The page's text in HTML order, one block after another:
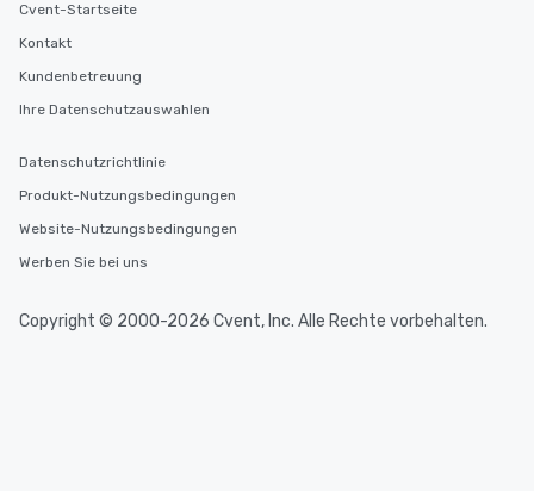
Cvent-Startseite
Kontakt
Kundenbetreuung
Ihre Datenschutzauswahlen
Datenschutzrichtlinie
Produkt-Nutzungsbedingungen
Website-Nutzungsbedingungen
Werben Sie bei uns
Copyright © 2000-2026 Cvent, Inc. Alle Rechte vorbehalten.